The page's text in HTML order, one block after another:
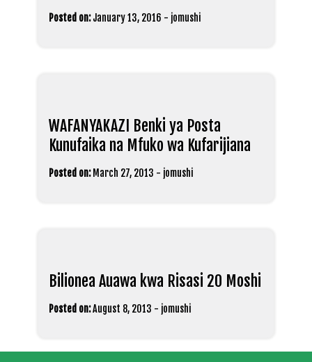
Posted on: January 13, 2016 - jomushi
WAFANYAKAZI Benki ya Posta
Kunufaika na Mfuko wa Kufarijiana
Posted on: March 27, 2013 - jomushi
Bilionea Auawa kwa Risasi 20 Moshi
Posted on:August 8, 2013 - jomushi